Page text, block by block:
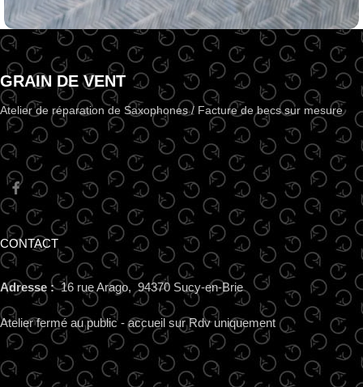
Retamponnage Saxophone Soprano
Selmer soprano S80 série III
GRAIN DE VENT
Atelier de réparation de Saxophones / Facture de becs sur mesure
CONTACT
Adresse :16 rue Arago, 94370 Sucy-en-Brie
Atelier fermé au public - accueil sur Rdv uniquement